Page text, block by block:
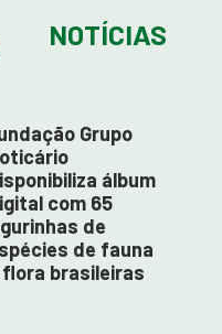
NOTÍCIAS
Grupo
álbum
com 65
de
de fauna
flora brasileiras